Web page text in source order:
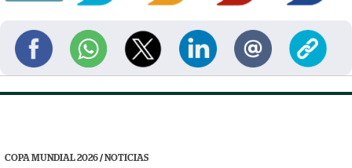
COPA MUNDIAL 2026/NOTICIAS